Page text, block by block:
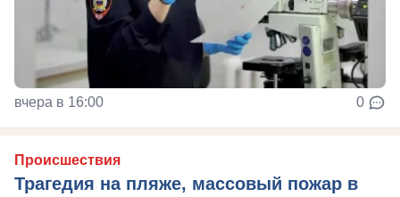
вчера в 16:00 0
Происшествия
Трагедия на пляже, массовый пожар в